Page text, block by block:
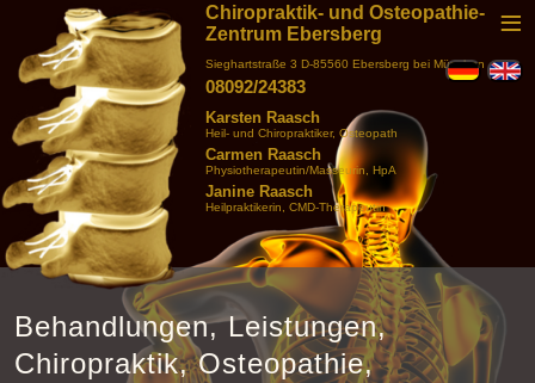
HOME
PRAXIS
BEHANDLUNGEN
TECHNIKEN
DIAGNOSTIK
AKTUELLES
KONTAKT
Chiropraktik- und Osteopathie-
Zentrum Ebersberg
Sieghartstraße 3 D-85560 Ebersberg bei München
08092/24383
Karsten Raasch
Heil- und Chiropraktiker, Osteopath
Carmen Raasch
Physiotherapeutin/Masseurin, HpA
Janine Raasch
Heilpraktikerin, CMD-Therapeutin
Behandlungen, Leistungen,
Chiropraktik, Osteopathie,